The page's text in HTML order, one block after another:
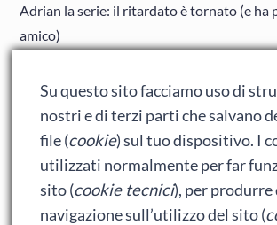
Adrian la serie: il ritardato è tornato (e ha
amico)
Ralph spacca Internet: analisi del film
Bumblebee: un buon film dei Transformers
Meta
Su questo sito facciamo uso di
nostri e di terzi parti che salvano
file (cookie) sul tuo dispositivo. I
utilizzati normalmente per far
sito (cookie tecnici), per produrre
navigazione sull’utilizzo del sito (